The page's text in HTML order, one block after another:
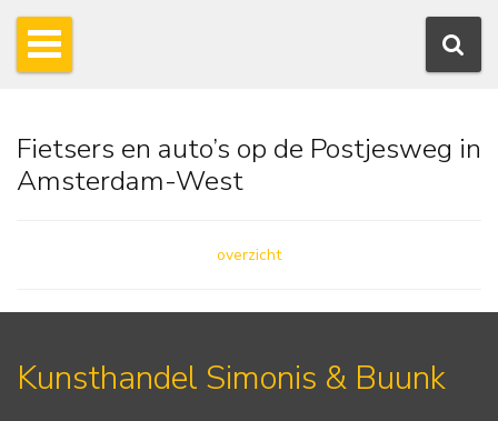
Fietsers en auto’s op de Postjesweg in
Amsterdam-West
overzicht
Kunsthandel Simonis & Buunk